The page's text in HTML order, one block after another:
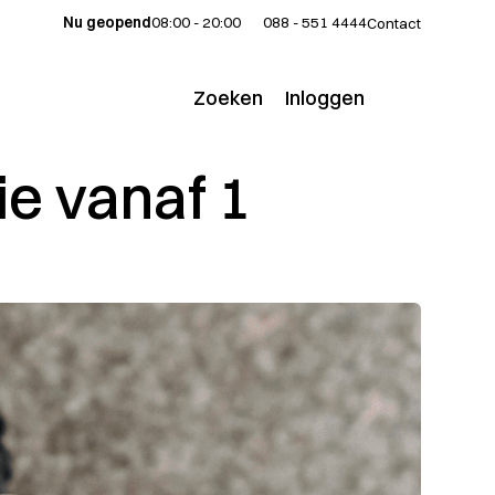
Nu geopend08:00 - 20:00 088 - 551 4444Contact
Zoeken Inloggen
Voor adviseurs
vanaf 1